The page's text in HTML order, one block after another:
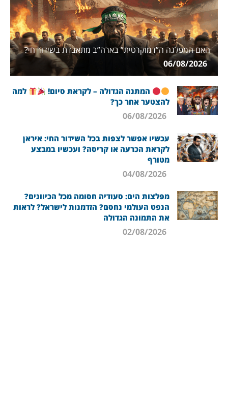
האם המפלגה ה”דמוקרטית” בארה”ב מתאבדת בשידור חי?
06/08/2026
המתנה הגדולה – לקראת סיום!
למה
להצטער אחר כך?
עכשיו אפשר לצפות בכל השידור החי: איראן
לקראת הכרעה או קריסה? ועכשיו במבצע
מטורף
מפלצות הים: סעודיה חסומה מכל הכיוונים?
הנפט העולמי נחסם? הזדמנות לישראל? לראות
את התמונה הגדולה